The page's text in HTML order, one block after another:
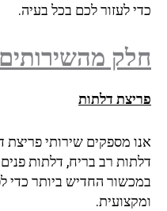
כדי לעזור לכם בכל בעיה.
חלק
פריצת דלתות
אנו מספקים שירותי פריצת
דלתות רב בריח, דלתות
במכשור החדיש ביותר כדי
ומקצועית.